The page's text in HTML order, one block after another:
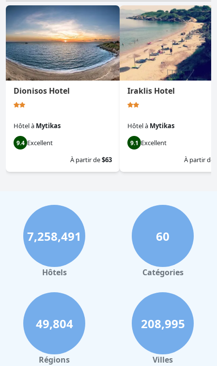
Dionisos Hotel
Hôtelà Mytikas
9.4 Excellent
À partir de$63
Iraklis Hotel
Hôtelà Mytikas
9.1 Excellent
À partir de
7,258,491
Hôtels
60
Catégories
49,804
Régions
208,995
Villes